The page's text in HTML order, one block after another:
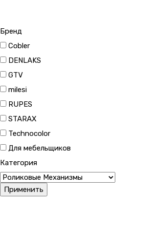
Бренд
Cobler
DENLAKS
GTV
milesi
RUPES
STARAX
Technocolor
Для мебельщиков
Категория